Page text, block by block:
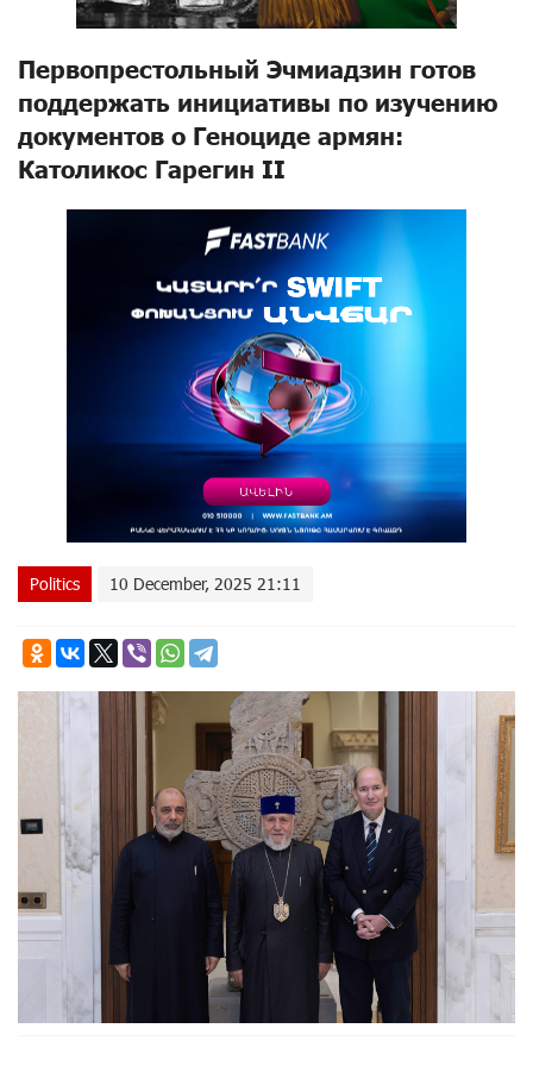
Первопрестольный Эчмиадзин готов
поддержать инициативы по изучению
документов о Геноциде армян:
Католикос Гарегин II
Politics 10 December, 2025 21:11